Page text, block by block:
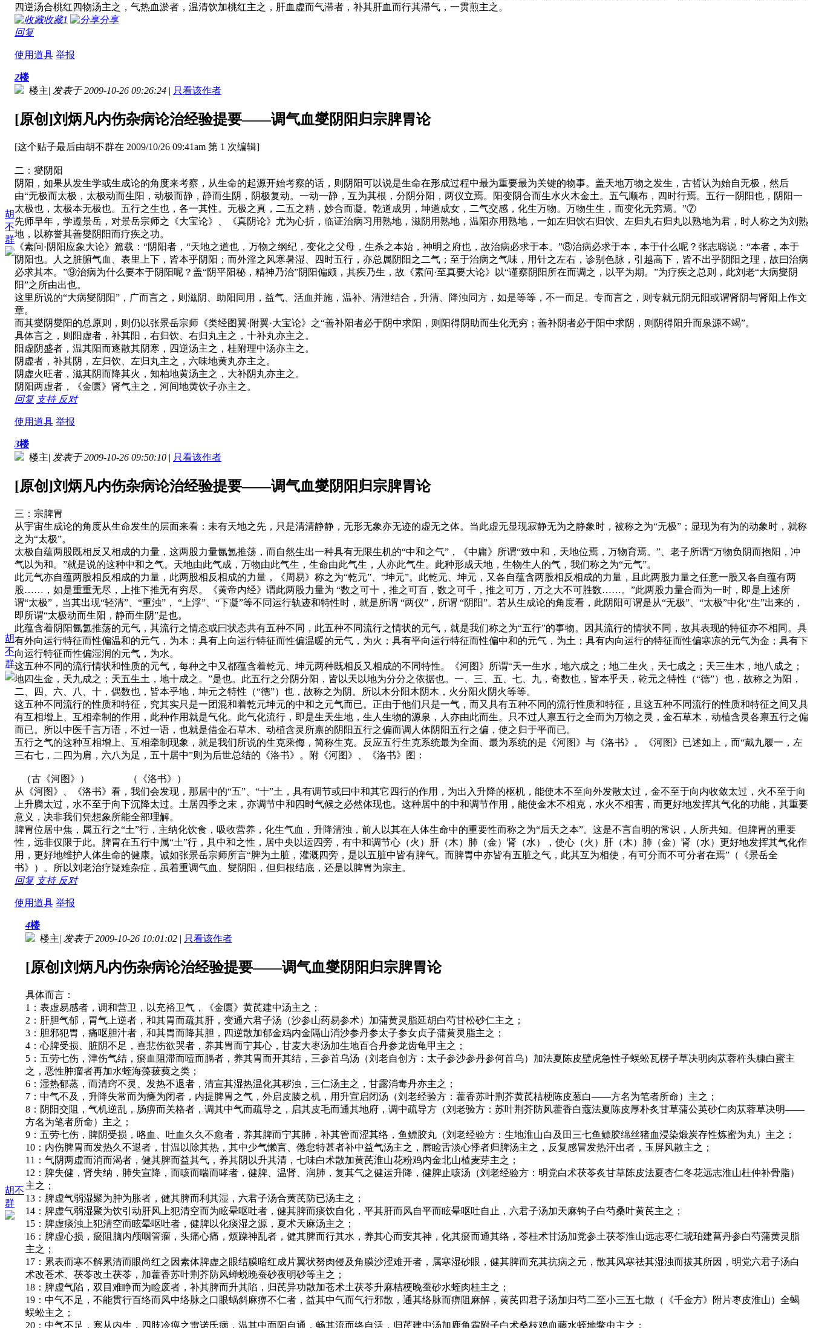
四逆汤合桃红四物汤主之，气热血淤者，温清饮加桃红主之，肝血虚而气滞者，补其肝血而行其滞气，一贯煎主之。
收藏1
分享
回复
使用道具 举报
胡
不
群
2楼
楼主| 发表于 2009-10-26 09:26:24 | 只看该作者
[原创]刘炳凡内伤杂病论治经验提要——调气血燮阴阳归宗脾胃论
[这个贴子最后由胡不群在 2009/10/26 09:41am 第 1 次编辑]
二：燮阴阳
阴阳，如果从发生学或生成论的角度来考察，从生命的起源开始考察的话，则阴阳可以说是生命在形成过程中最为重要最为关键的物事。盖天地万物之发生，古哲认为始自无极，然后
由“无极而太极，太极动而生阳，动极而静，静而生阴，阴极复动。一动一静，互为其根，分阴分阳，两仪立焉。阳变阴合而生水火木金土。五气顺布，四时行焉。五行一阴阳也，阴阳一
太极也，太极本无极也。五行之生也，各一其性。无极之真，二五之精，妙合而凝。乾道成男，坤道成女，二气交感，化生万物。万物生生，而变化无穷焉。”⑦
先师早年，学遵景岳，对景岳宗师之《大宝论》、《真阴论》尤为心折，临证治病习用熟地，滋阴用熟地，温阳亦用熟地，一如左归饮右归饮、左归丸右归丸以熟地为君，时人称之为刘熟
地，以称誉其善燮阴阳而疗疾之功。
《素问·阴阳应象大论》篇载：“阴阳者，“天地之道也，万物之纲纪，变化之父母，生杀之本始，神明之府也，故治病必求于本。”⑧治病必求于本，本于什么呢？张志聪说：“本者，本于
阴阳也。人之脏腑气血、表里上下，皆本乎阴阳；而外淫之风寒暑湿、四时五行，亦总属阴阳之二气；至于治病之气味，用针之左右，诊别色脉，引越高下，皆不出乎阴阳之理，故曰治病
必求其本。”⑨治病为什么要本于阴阳呢？盖“阴平阳秘，精神乃治”阴阳偏颇，其疾乃生，故《素问·至真要大论》以“谨察阴阳所在而调之，以平为期。”为疗疾之总则，此刘老“大病燮阴
阳”之所由出也。
这里所说的“大病燮阴阳”，广而言之，则滋阴、助阳同用，益气、活血并施，温补、清泄结合，升清、降浊同方，如是等等，不一而足。专而言之，则专就元阴元阳或谓肾阴与肾阳上作文
章。
而其燮阴燮阳的总原则，则仍以张景岳宗师《类经图翼·附翼·大宝论》之“善补阳者必于阴中求阳，则阳得阴助而生化无穷；善补阴者必于阳中求阴，则阴得阳升而泉源不竭”。
具体言之，则阳虚者，补其阳，右归饮、右归丸主之，十补丸亦主之。
阳虚阴盛者，温其阳而逐散其阴寒，四逆汤主之，桂附理中汤亦主之。
阴虚者，补其阴，左归饮、左归丸主之，六味地黄丸亦主之。
阴虚火旺者，滋其阴而降其火，知柏地黄汤主之，大补阴丸亦主之。
阴阳两虚者，《金匮》肾气主之，河间地黄饮子亦主之。
回复 支持 反对
使用道具 举报
胡
不
群
3楼
楼主| 发表于 2009-10-26 09:50:10 | 只看该作者
[原创]刘炳凡内伤杂病论治经验提要——调气血燮阴阳归宗脾胃论
三：宗脾胃
从宇宙生成论的角度从生命发生的层面来看：未有天地之先，只是清清静静，无形无象亦无迹的虚无之体。当此虚无显现寂静无为之静象时，被称之为“无极”；显现为有为的动象时，就称
之为“太极”。
太极自蕴两股既相反又相成的力量，这两股力量氤氲推荡，而自然生出一种具有无限生机的“中和之气”，《中庸》所谓“致中和，天地位焉，万物育焉。”、老子所谓“万物负阴而抱阳，冲
气以为和。”就是说的这种中和之气。天地由此气成，万物由此气生，生命由此气生，人亦此气生。此种形成天地，生物生人的气，我们称之为“元气”。
此元气亦自蕴两股相反相成的力量，此两股相反相成的力量，《周易》称之为“乾元”、“坤元”。此乾元、坤元，又各自蕴含两股相反相成的力量，且此两股力量之任意一股又各自蕴有两
股……，如是重重无尽，上推下推无有穷尽。《黄帝内经》谓此两股力量为 “数之可十，推之可百，数之可千，推之可万，万之大不可胜数……。”此两股力量合而为一时，即是上述所
谓“太极”，当其出现“轻清”、“重浊”， “上浮”、“下凝”等不同运行轨迹和特性时，就是所谓 “两仪”，所谓 “阴阳”。若从生成论的角度看，此阴阳可谓是从“无极”、“太极”中化“生”出来的，
即所谓“太极动而生阳，静而生阴”是也。
此蕴含着阴阳氤氲推荡的元气，其流行之情态或曰状态共有五种不同，此五种不同流行之情状的元气，就是我们称之为“五行”的事物。因其流行的情状不同，故其表现的特征亦不相同。具
有外向运行特征而性偏温和的元气，为木；具有上向运行特征而性偏温暖的元气，为火；具有平向运行特征而性偏中和的元气，为土；具有内向运行的特征而性偏寒凉的元气为金；具有下
向运行特征而性偏湿润的元气，为水。
这五种不同的流行情状和性质的元气，每种之中又都蕴含着乾元、坤元两种既相反又相成的不同特性。《河图》所谓“天一生水，地六成之；地二生火，天七成之；天三生木，地八成之；
地四生金，天九成之；天五生土，地十成之。”是也。此五行之分阴分阳，皆以天以地为分分之依据也。一、三、五、七、九，奇数也，皆本乎天，乾元之特性（“德”）也，故称之为阳，
二、四、六、八、十，偶数也，皆本乎地，坤元之特性（“德”）也，故称之为阴。所以木分阳木阴木，火分阳火阴火等等。
这五种不同流行的性质和特征，究其实只是一团混和着乾元坤元的中和之元气而已。正由于他们只是一气，而又具有五种不同的流行性质和特征，且这五种不同流行的性质和特征之间又具
有互相增上、互相牵制的作用，此种作用就是气化。此气化流行，即是生天生地，生人生物的源泉，人亦由此而生。只不过人禀五行之全而为万物之灵，金石草木，动植含灵各禀五行之偏
而已。所以中医千言万语，不过一语，也就是借金石草木、动植含灵所禀的阴阳五行之偏而调人体阴阳五行之偏，使之归于平而已。
五行之气的这种互相增上、互相牵制现象，就是我们所说的生克乘侮，简称生克。反应五行生克系统最为全面、最为系统的是《河图》与《洛书》。《河图》已述如上，而“戴九履一，左
三右七，二四为肩，六八为足，五十居中”则为后世总结的《洛书》。附《河图》、《洛书》图：
（古《河图》） （《洛书》）
从《河图》、《洛书》看，我们会发现，那居中的“五”、“十”土，具有调节或曰中和其它四行的作用，为出入升降的枢机，能使木不至向外发散太过，金不至于向内收敛太过，火不至于向
上升腾太过，水不至于向下沉降太过。土居四季之末，亦调节中和四时气候之必然体现也。这种居中的中和调节作用，能使金木不相克，水火不相害，而更好地发挥其气化的功能，其重要
意义，决非我们凭想象所能全部理解。
脾胃位居中焦，属五行之“土”行，主纳化饮食，吸收营养，化生气血，升降清浊，前人以其在人体生命中的重要性而称之为“后天之本”。这是不言自明的常识，人所共知。但脾胃的重要
性，远非仅限于此。脾胃在五行中属“土”行，具中和之性，居中央以运四旁，有中和调节心（火）肝（木）肺（金）肾（水），使心（火）肝（木）肺（金）肾（水）更好地发挥其气化作
用，更好地维护人体生命的健康。诚如张景岳宗师所言“脾为土脏，灌溉四旁，是以五脏中皆有脾气。而脾胃中亦皆有五脏之气，此其互为相使，有可分而不可分者在焉”（《景岳全
书》）。所以刘老治疗疑难杂症，虽着重调气血、燮阴阳，但归根结底，还是以脾胃为宗主。
回复 支持 反对
使用道具 举报
胡不
群
4楼
楼主| 发表于 2009-10-26 10:01:02 | 只看该作者
[原创]刘炳凡内伤杂病论治经验提要——调气血燮阴阳归宗脾胃论
具体而言：
1：表虚易感者，调和营卫，以充裕卫气，《金匮》黄芪建中汤主之；
2：肝胆气郁，胃气上逆者，和其胃而疏其肝，变通六君子汤（沙参山药易参术）加蒲黄灵脂延胡白芍甘松砂仁主之；
3：胆邪犯胃，痛呕胆汁者，和其胃而降其胆，四逆散加郁金鸡内金隔山消沙参丹参太子参女贞子蒲黄灵脂主之；
4：心脾受损、脏阴不足，喜悲伤欲哭者，养其胃而宁其心，甘麦大枣汤加生地百合丹参龙齿龟甲主之；
5：五劳七伤，津伤气结，瘀血阻滞而噎而膈者，养其胃而开其结，三参首乌汤（刘老自创方：太子参沙参丹参何首乌）加法夏陈皮壁虎急性子蜈蚣瓦楞子草决明肉苁蓉杵头糠白蜜主
之，恶性肿瘤者再加水蛭海藻菝葜之类；
6：湿热郁蒸，而清窍不灵、发热不退者，清宣其湿热温化其秽浊，三仁汤主之，甘露消毒丹亦主之；
7：中气不及，升降失常而为癃为闭者，内提脾胃之气，外启皮腠之机，用升宣启闭汤（刘老经验方：藿香苏叶荆芥黄芪桔梗陈皮葱白——方名为笔者所命）主之；
8：阴阳交阻，气机逆乱，肠痹而关格者，调其中气而疏导之，启其皮毛而通其地府，调中疏导方（刘老验方：苏叶荆芥防风藿香白蔻法夏陈皮厚朴炙甘草蒲公英砂仁肉苁蓉草决明——
方名为笔者所命）主之；
9：五劳七伤，脾阴受损，咯血、吐血久久不愈者，养其脾而宁其肺，补其管而涩其络，鱼鳔胶丸（刘老经验方：生地淮山白及田三七鱼鳔胶绵丝猪血浸染煅炭存性炼蜜为丸）主之；
10：内伤脾胃而发热久不退者，甘温以除其热，其中少气懒言、倦怠特甚者补中益气汤主之，唇睑舌淡心悸者归脾汤主之，反复感冒发热汗出者，玉屏风散主之；
11：气阴两虚而消而渴者，健其脾而益其气，养其阴以升其清，七味白术散加黄芪淮山花粉鸡内金北山楂麦芽主之；
12：脾失健，肾失纳，肺失宣降，而咳而喘而哮者，健脾、温肾、润肺，复其气之健运升降，健脾止咳汤（刘老经验方：明党白术茯苓炙甘草陈皮法夏杏仁冬花远志淮山杜仲补骨脂）
主之；
13：脾虚气弱湿聚为肿为胀者，健其脾而利其湿，六君子汤合黄芪防已汤主之；
14：脾虚气弱湿聚为饮引动肝风上犯清空而为眩晕呕吐者，健其脾而痰饮自化，平其肝而风自平而眩晕呕吐自止，六君子汤加天麻钩子白芍桑叶黄芪主之；
15：脾虚痰浊上犯清空而眩晕呕吐者，健脾以化痰湿之源，夏术天麻汤主之；
16：脾虚心损，瘀阻脑内颅咽管瘤，头痛心痛，烦躁神乱者，健其脾而行其水，养其心而安其神，化其瘀而通其络，苓桂术甘汤加党参土茯苓淮山远志枣仁琥珀建菖丹参白芍蒲黄灵脂
主之；
17：累表而寒不解累清而眼尚红之因素体脾虚之眼结膜暗红成片翼状努肉侵及角膜沙涩难开者，属寒湿砂眼，健其脾而充其抗病之元，散其风寒祛其湿浊而拔其所因，明党六君子汤白
术改苍术、茯苓改土茯苓，加藿香苏叶荆芥防风蝉蜕晚蚕砂夜明砂等主之；
18：脾虚气陷，双目难睁而为睑废者，补其脾而升其陷，归芪异功散加苍术土茯苓升麻桔梗晚蚕砂水蛭肉桂主之；
19：中气不足，不能贯行百络而风中络脉之口眼蜗斜麻痹不仁者，益其中气而气行邪散，通其络脉而痹阻麻解，黄芪四君子汤加归芍二至小三五七散（《千金方》附片枣皮淮山）全蝎
蜈蚣主之；
20：中气不足，寒从内生，四肢冷痹之雷诺氏病，温其中而阳自通，畅其流而络自活，归芪建中汤加鹿角霜附子白术桑枝鸡血藤水蛭地鳖虫主之；